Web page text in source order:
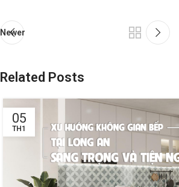
Newer
Related Posts
05
TH1